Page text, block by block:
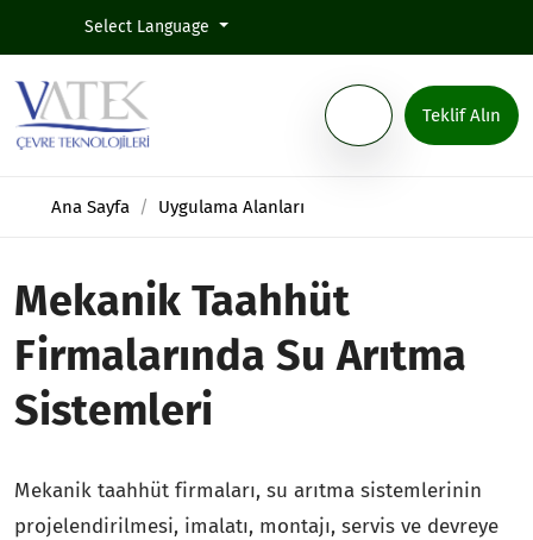
Select Language
Teklif Alın
Ana Sayfa Uygulama Alanları
Mekanik Taahhüt
Firmalarında Su Arıtma
Sistemleri
Mekanik taahhüt firmaları, su arıtma sistemlerinin
projelendirilmesi, imalatı, montajı, servis ve devreye